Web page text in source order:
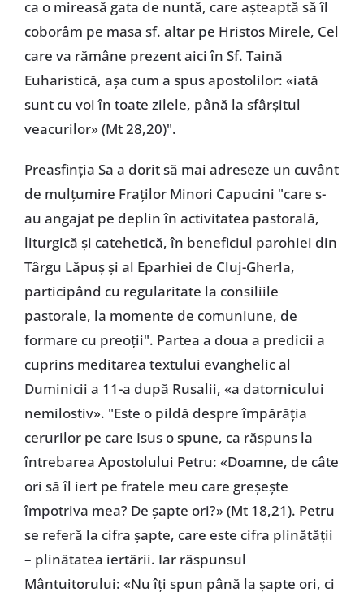
ca o mireasă gata de nuntă, care așteaptă să îl
coborâm pe masa sf. altar pe Hristos Mirele, Cel
care va rămâne prezent aici în Sf. Taină
Euharistică, așa cum a spus apostolilor: «iată
sunt cu voi în toate zilele, până la sfârșitul
veacurilor» (Mt 28,20)".
Preasfinția Sa a dorit să mai adreseze un cuvânt
de mulțumire Fraților Minori Capucini "care s-
au angajat pe deplin în activitatea pastorală,
liturgică și catehetică, în beneficiul parohiei din
Târgu Lăpuș și al Eparhiei de Cluj-Gherla,
participând cu regularitate la consiliile
pastorale, la momente de comuniune, de
formare cu preoții". Partea a doua a predicii a
cuprins meditarea textului evanghelic al
Duminicii a 11-a după Rusalii, «a datornicului
nemilostiv». "Este o pildă despre împărăția
cerurilor pe care Isus o spune, ca răspuns la
întrebarea Apostolului Petru: «Doamne, de câte
ori să îl iert pe fratele meu care greșește
împotriva mea? De șapte ori?» (Mt 18,21). Petru
se referă la cifra șapte, care este cifra plinătății
– plinătatea iertării. Iar răspunsul
Mântuitorului: «Nu îți spun până la șapte ori, ci